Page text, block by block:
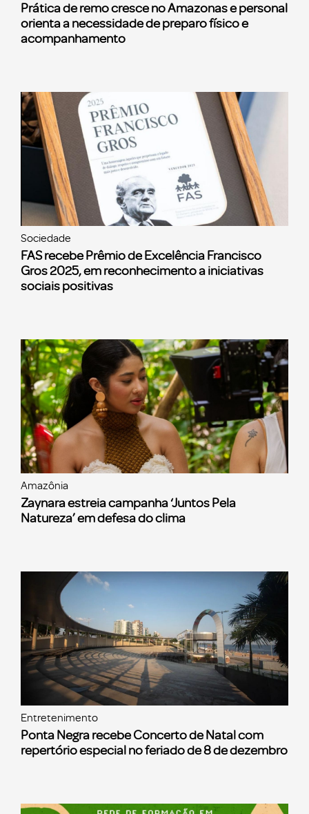
Prática de remo cresce no Amazonas e personal
orienta a necessidade de preparo físico e
acompanhamento
Sociedade
FAS recebe Prêmio de Excelência Francisco
Gros 2025, em reconhecimento a iniciativas
sociais positivas
Amazônia
Zaynara estreia campanha ‘Juntos Pela
Natureza’ em defesa do clima
Entretenimento
Ponta Negra recebe Concerto de Natal com
repertório especial no feriado de 8 de dezembro